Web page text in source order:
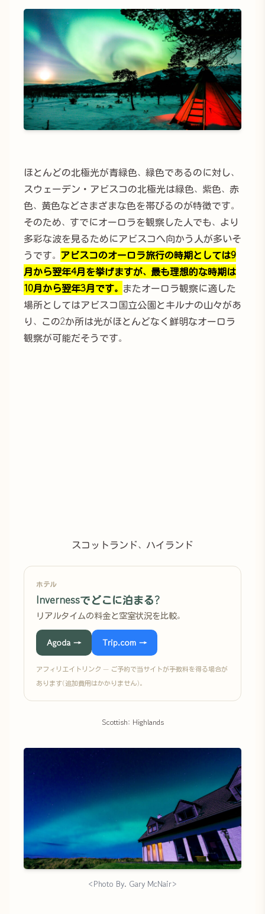
ほとんどの北極光が青緑色、緑色であるのに対し、
スウェーデン・アビスコの北極光は緑色、紫色、赤
色、黄色などさまざまな色を帯びるのが特徴です。
そのため、すでにオーロラを観察した人でも、より
多彩な波を見るためにアビスコへ向かう人が多いそ
うです。 アビスコのオーロラ旅行の時期としては9
月から翌年4月を挙げますが、最も理想的な時期は
10月から翌年3月です。 またオーロラ観察に適した
場所としてはアビスコ国立公園とキルナの山々があ
り、この2か所は光がほとんどなく鮮明なオーロラ
観察が可能だそうです。
スコットランド、ハイランド
ホテル
Invernessでどこに泊まる?
リアルタイムの料金と空室状況を比較。
Agoda → Trip.com →
アフィリエイトリンク — ご予約で当サイトが手数料を得る場合が
あります(追加費用はかかりません)。
Scottish: Highlands
<Photo By. Gary McNair>